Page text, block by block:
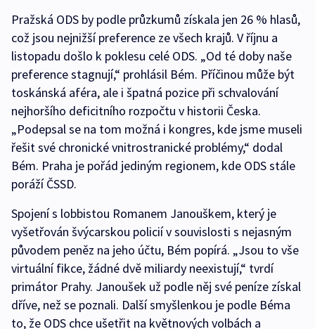
Pražská ODS by podle průzkumů získala jen 26 % hlasů,
což jsou nejnižší preference ze všech krajů. V říjnu a
listopadu došlo k poklesu celé ODS. „Od té doby naše
preference stagnují,“ prohlásil Bém. Příčinou může být
toskánská aféra, ale i špatná pozice při schvalování
nejhoršího deficitního rozpočtu v historii Česka.
„Podepsal se na tom možná i kongres, kde jsme museli
řešit své chronické vnitrostranické problémy,“ dodal
Bém. Praha je pořád jediným regionem, kde ODS stále
poráží ČSSD.
Spojení s lobbistou Romanem Janouškem, který je
vyšetřován švýcarskou policií v souvislosti s nejasným
původem peněz na jeho účtu, Bém popírá. „Jsou to vše
virtuální fikce, žádné dvě miliardy neexistují,“ tvrdí
primátor Prahy. Janoušek už podle něj své peníze získal
dříve, než se poznali. Další smyšlenkou je podle Béma
to, že ODS chce ušetřit na květnových volbách a